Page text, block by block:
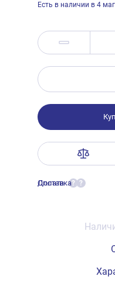
Есть в наличии в 4
Оплата ?
Доставка ?